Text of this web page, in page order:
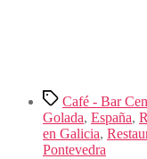
Etiquetas
Café - Bar
Golada, España,
en Galicia,
Pontevedra